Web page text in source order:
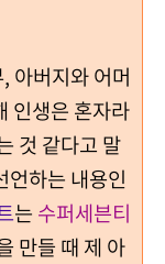
아버지와 어머
인생은 혼자라
것 같다고 말
언하는 내용인
는 수퍼세븐티
만들 때 제 아